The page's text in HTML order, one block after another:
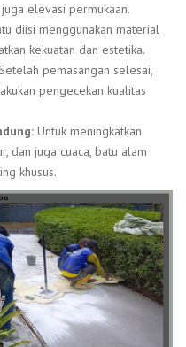
elevasi permukaan.
diisi menggunakan material
kekuatan dan estetika.
pemasangan selesai,
pengecekan kualitas
Untuk meningkatkan
dan juga cuaca, batu alam
khusus.